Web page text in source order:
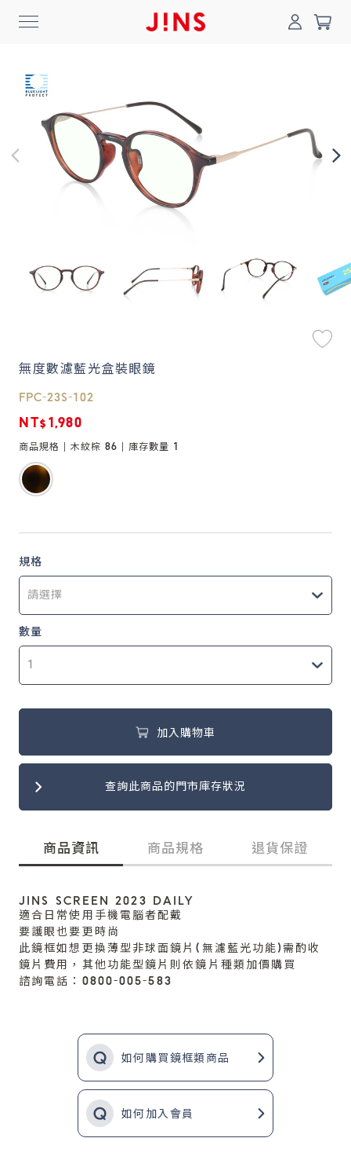
登入/註冊 門市一覽 我的最愛
最新消息
Collection
鏡片說明
Lens
常見問題
FAQ
0
無度數濾藍光盒裝眼鏡
FPC-23S-102
NT$1,980
商品規格 | 木紋棕 86 | 庫存數量 1
規格
數量
加入購物車
查詢此商品的門市庫存狀況
商品資訊 商品規格 退貨保證
JINS SCREEN 2023 DAILY
適合日常使用手機電腦者配戴
要護眼也要更時尚
此鏡框如想更換薄型非球面鏡片(無濾藍光功能)需酌收
鏡片費用，其他功能型鏡片則依鏡片種類加價購買
諮詢電話：0800-005-583
如何購買鏡框類商品
如何加入會員